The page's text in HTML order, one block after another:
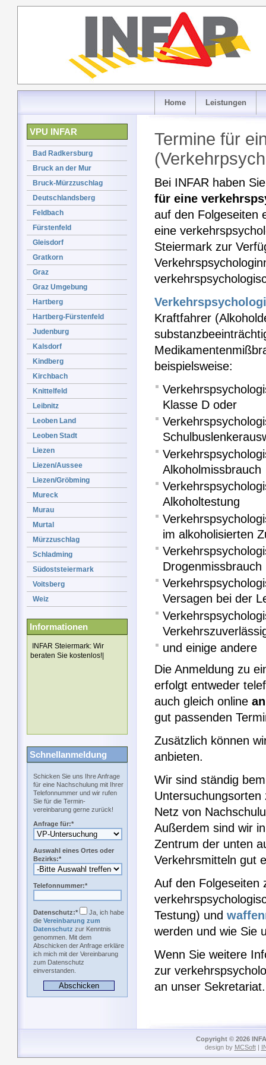
Home Leistungen
VPU INFAR
Bad Radkersburg
Bruck an der Mur
Bruck-Mürzzuschlag
Deutschlandsberg
Feldbach
Fürstenfeld
Gleisdorf
Gratkorn
Graz
Graz Umgebung
Hartberg
Hartberg-Fürstenfeld
Judenburg
Kalsdorf
Kindberg
Kirchbach
Knittelfeld
Leibnitz
Leoben Land
Leoben Stadt
Liezen
Liezen/Aussee
Liezen/Gröbming
Mureck
Murau
Murtal
Mürzzuschlag
Schladming
Südoststeiermark
Voitsberg
Weiz
Informationen
INFAR Steiermark: Wir
beraten Sie kostenlos!|
Schnellanmeldung
Schicken Sie uns Ihre Anfrage
für eine Nachschulung mit Ihrer
Telefonnummer und wir rufen
Sie für die Termin-
vereinbarung gerne zurück!
Anfrage für:*
Auswahl eines Ortes oder
Bezirks:*
Telefonnummer:*
Datenschutz:*
Ja, ich habe
die Vereinbarung zum
Datenschutz zur Kenntnis
genommen. Mit dem
Abschicken der Anfrage erkläre
ich mich mit der Vereinbarung
zum Datenschutz
einverstanden.
Termine für
Bei INFAR haben
für eine
auf den Folgeseiten
eine
Steiermark zur
Kraftfahrer
beispielsweise:
Klasse D oder
Alkoholmissbrauch
Alkoholtestung
im alkoholisierten
Drogenmissbrauch
Versagen bei der
und einige andere
Die Anmeldung zu
erfolgt entweder
auch gleich online
gut passenden
Zusätzlich können
anbieten.
Wir sind ständig
Netz von
Außerdem sind wir
Zentrum der unten
Verkehrsmitteln gut
Auf den Folgeseiten
Testung) und
werden und wie Sie
Wenn Sie weitere
zur
an unser Sekretariat.
Copyright © 2026
design by MCSoft|